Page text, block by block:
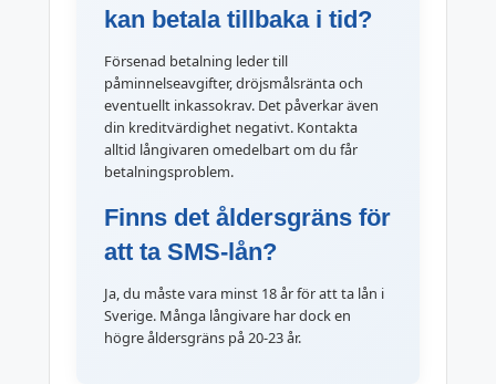
kan betala tillbaka i tid?
Försenad betalning leder till
påminnelseavgifter, dröjsmålsränta och
eventuellt inkassokrav. Det påverkar även
din kreditvärdighet negativt. Kontakta
alltid långivaren omedelbart om du får
betalningsproblem.
Finns det åldersgräns för
att ta SMS-lån?
Ja, du måste vara minst 18 år för att ta lån i
Sverige. Många långivare har dock en
högre åldersgräns på 20-23 år.